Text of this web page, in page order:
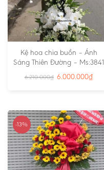
Kệ hoa chia buồn – Ánh
Sáng Thiên Đường – Ms:3841
6.210.000₫ 6.000.000₫
-13%